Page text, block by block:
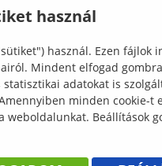
oktatási nap
oktatási nap: 2026.
Mérnöki és Kreatívipari Kar
használ
használ. Ezen
Mindent elfogad
adatokat is
minden cookie-
weboldalunkat. Beállítások